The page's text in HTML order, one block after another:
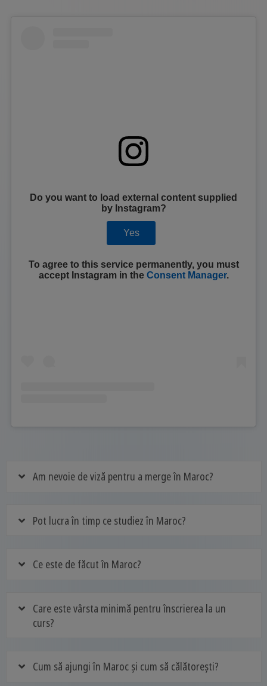
Do you want to load external content supplied
by Instagram?
Yes
To agree to this service permanently, you must
accept Instagramin the Consent Manager.
Am nevoie de viză pentru a merge în Maroc?
Pot lucra în timp ce studiez în Maroc?
Ce este de făcut în Maroc?
Care este vârsta minimă pentru înscrierea la un
curs?
Cum să ajungi în Maroc și cum să călătorești?